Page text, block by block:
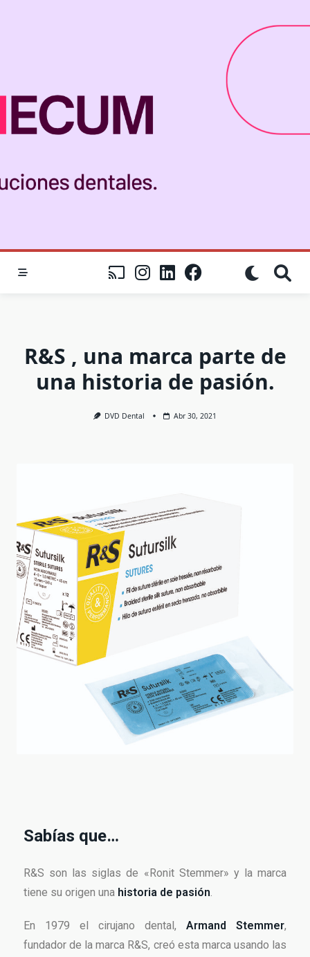
R&S , una marca parte de
una historia de pasión.
DVD Dental Abr 30, 2021
Sabías que…
R&S son las siglas de «Ronit Stemmer» y la marca
tiene su origen una historia de pasión.
En 1979 el cirujano dental, Armand Stemmer,
fundador de la marca R&S, creó esta marca usando las